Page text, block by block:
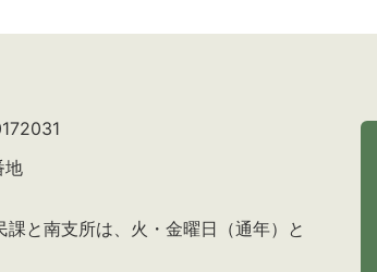
地
と南支所は、火・金曜日（通年）と